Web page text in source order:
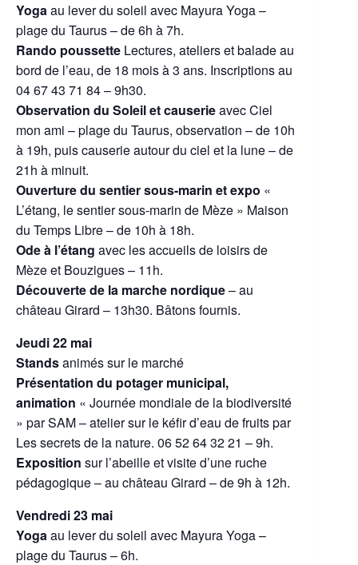
Yogaau lever du soleil avec Mayura Yoga –
plage du Taurus – de 6h à 7h.
Rando poussette Lectures, ateliers et balade au
bord de l’eau, de 18 mois à 3 ans. Inscriptions au
04 67 43 71 84 – 9h30.
Observation du Soleil et causerieavec Ciel
mon ami – plage du Taurus, observation – de 10h
à 19h, puis causerie autour du ciel et la lune – de
21h à minuit.
Ouverture du sentier sous-marin et expo «
L’étang, le sentier sous-marin de Mèze » Maison
du Temps Libre – de 10h à 18h.
Ode à l’étang avec les accueils de loisirs de
Mèze et Bouzigues – 11h.
Découverte de la marche nordique– au
château Girard – 13h30. Bâtons fournis.
Jeudi 22 mai
Standsanimés sur le marché
Présentation du potager municipal,
animation « Journée mondiale de la biodiversité
» par SAM – atelier sur le kéfir d’eau de fruits par
Les secrets de la nature. 06 52 64 32 21 – 9h.
Exposition sur l’abeille et visite d’une ruche
pédagogique – au château Girard – de 9h à 12h.
Vendredi 23 mai
Yogaau lever du soleil avec Mayura Yoga –
plage du Taurus – 6h.